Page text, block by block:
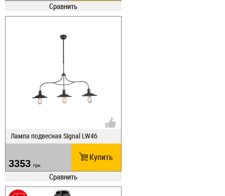
Сравнить
Лампа подвесная Signal LW46
3353 грн.
Купить
Сравнить